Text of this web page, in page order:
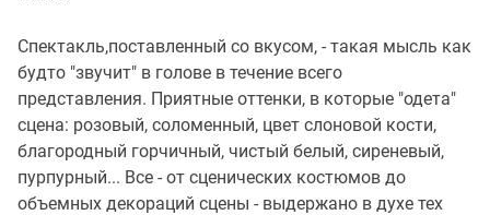
Спектакль,поставленный со вкусом, - такая мысль как
будто "звучит" в голове в течение всего
представления. Приятные оттенки, в которые "одета"
сцена: розовый, соломенный, цвет слоновой кости,
благородный горчичный, чистый белый, сиреневый,
пурпурный... Все - от сценических костюмов до
объемных декораций сцены - выдержано в духе тех